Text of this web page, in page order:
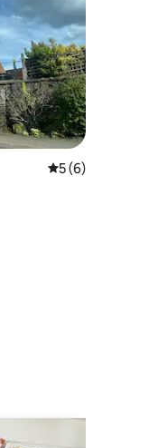
: 4,96 sur 5
Évaluation
5 (6)